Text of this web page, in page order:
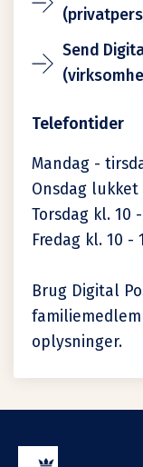
Send
Telefontider
Mandag -
Onsdag lukket
Torsdag kl. 10 -
Fredag kl. 10 -
Brug Digital
oplysninger.